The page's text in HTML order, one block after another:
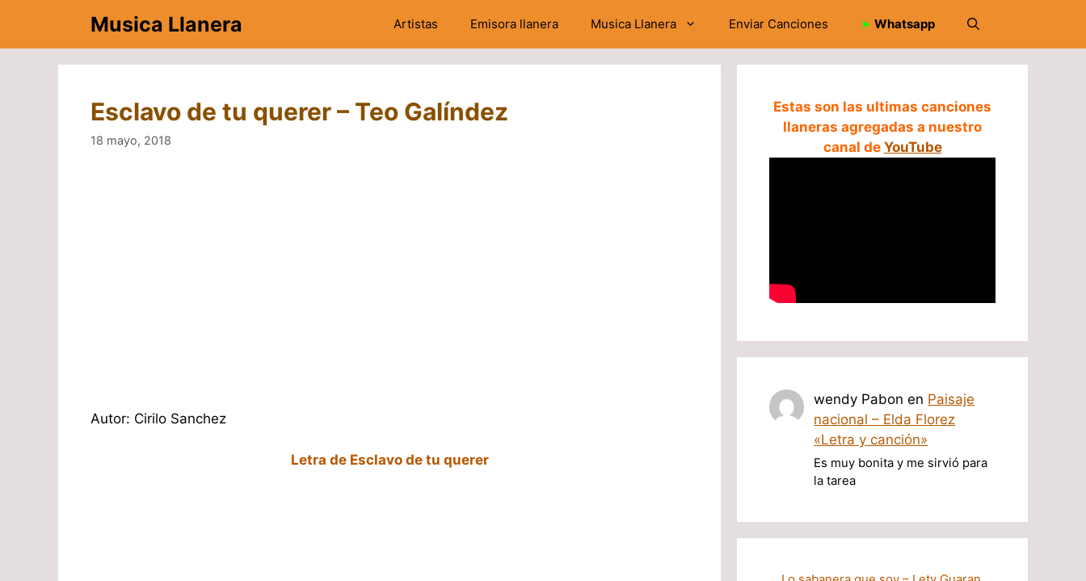
contenido
Musica Llanera Artistas Emisora llanera Musica Llanera Enviar Canciones ➤ Whatsapp
Esclavo de tu querer – Teo Galíndez
18 mayo, 2018
Autor: Cirilo Sanchez
Letra de Esclavo de tu querer
Estas son las ultimas canciones
llaneras agregadas a nuestro
canal de YouTube
wendy Pabon en Paisaje
nacional – Elda Florez
«Letra y canción»
Es muy bonita y me sirvió para
la tarea